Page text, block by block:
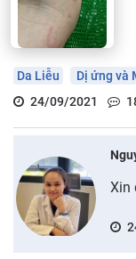
Da Liễu
Dị ứng và
24/09/2021
Xin